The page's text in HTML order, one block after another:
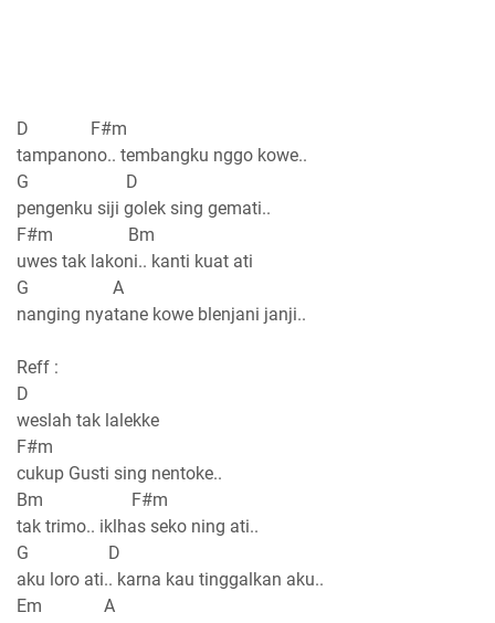
D F#m
tampanono.. tembangku nggo kowe..
G D
pengenku siji golek sing gemati..
F#m Bm
uwes tak lakoni.. kanti kuat ati
G A
nanging nyatane kowe blenjani janji..
Reff :
D
weslah tak lalekke
F#m
cukup Gusti sing nentoke..
Bm F#m
tak trimo.. iklhas seko ning ati..
G D
aku loro ati.. karna kau tinggalkan aku..
Em A